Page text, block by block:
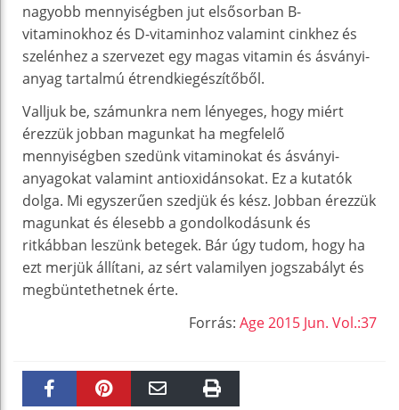
nagyobb mennyiségben jut elsősorban B-
vitaminokhoz és D-vitaminhoz valamint cinkhez és
szelénhez a szervezet egy magas vitamin és ásványi-
anyag tartalmú étrendkiegészítőből.
Valljuk be, számunkra nem lényeges, hogy miért
érezzük jobban magunkat ha megfelelő
mennyiségben szedünk vitaminokat és ásványi-
anyagokat valamint antioxidánsokat. Ez a kutatók
dolga. Mi egyszerűen szedjük és kész. Jobban érezzük
magunkat és élesebb a gondolkodásunk és
ritkábban leszünk betegek. Bár úgy tudom, hogy ha
ezt merjük állítani, az sért valamilyen jogszabályt és
megbüntethetnek érte.
Forrás: Age 2015 Jun. Vol.:37